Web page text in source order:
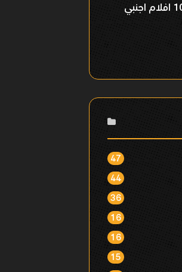
افضل 10 افلام اجنبي
47
44
36
16
16
15